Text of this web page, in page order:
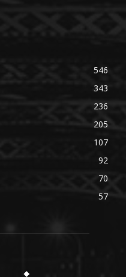
546
343
236
205
107
92
70
57